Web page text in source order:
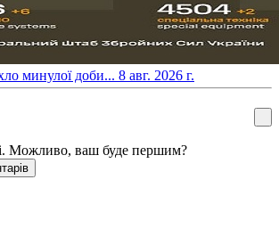
минулої доби... 8 авг. 2026 г.
Можливо, ваш буде першим?